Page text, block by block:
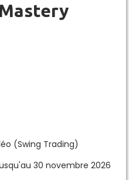
(Swing Trading)
30 novembre 2026